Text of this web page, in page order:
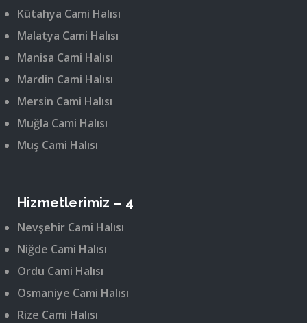
Kütahya Cami Halısı
Malatya Cami Halısı
Manisa Cami Halısı
Mardin Cami Halısı
Mersin Cami Halısı
Muğla Cami Halısı
Muş Cami Halısı
Hizmetlerimiz – 4
Nevşehir Cami Halısı
Niğde Cami Halısı
Ordu Cami Halısı
Osmaniye Cami Halısı
Rize Cami Halısı